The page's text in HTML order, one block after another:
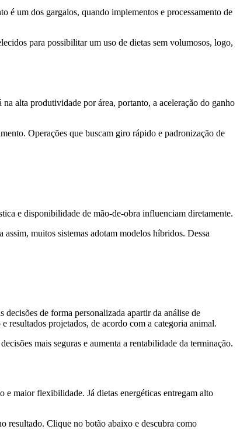
é um dos gargalos, quando implementos e processamento de
para possibilitar um uso de dietas sem volumosos, logo,
alta produtividade por área, portanto, a aceleração do ganho
Operações que buscam giro rápido e padronização de
e disponibilidade de mão-de-obra influenciam diretamente.
muitos sistemas adotam modelos híbridos. Dessa
decisões de forma personalizada apartir da análise de
resultados projetados, de acordo com a categoria animal.
mais seguras e aumenta a rentabilidade da terminação.
e maior flexibilidade. Já dietas energéticas entregam alto
resultado. Clique no botão abaixo e descubra como